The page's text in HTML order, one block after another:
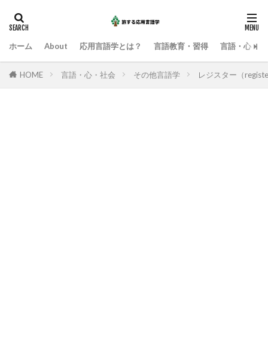
ホーム About 応用言語学とは？ 言語教育・習得 言語・心・
HOME 言語・心・社会 その他言語学 レジスター（